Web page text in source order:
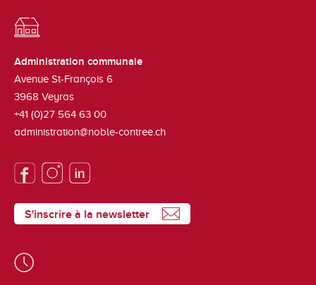
Administration communale
Avenue St-François 6
3968 Veyras
+41 (0)27 564 63 00
administration@noble-contree.ch
S'inscrire à la newsletter